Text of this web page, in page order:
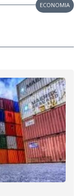
ECONOMIA